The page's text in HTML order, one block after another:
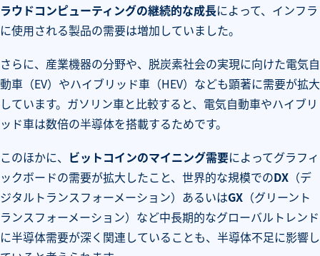
ラウドコンピューティングの継続的な成長によって、インフラ
に使用される製品の需要は増加していました。
さらに、産業機器の分野や、脱炭素社会の実現に向けた電気自
動車（EV）やハイブリッド車（HEV）なども顕著に需要が拡大
しています。ガソリン車と比較すると、電気自動車やハイブリ
ッド車は数倍の半導体を搭載するためです。
このほかに、 ビットコインのマイニング需要によってグラフィ
ックボードの需要が拡大したこと、世界的な規模でのDX （デ
ジタルトランスフォーメーション）あるいはGX （グリーント
ランスフォーメーション）など中長期的なグローバルトレンド
に半導体需要が深く関連していることも、半導体不足に影響し